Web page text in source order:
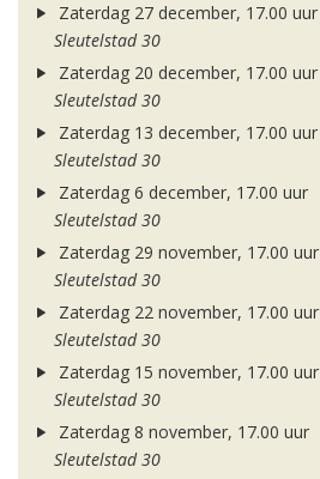
Zaterdag 27 december, 17.00 uur
Sleutelstad 30
Zaterdag 20 december, 17.00 uur
Sleutelstad 30
Zaterdag 13 december, 17.00 uur
Sleutelstad 30
Zaterdag 6 december, 17.00 uur
Sleutelstad 30
Zaterdag 29 november, 17.00 uur
Sleutelstad 30
Zaterdag 22 november, 17.00 uur
Sleutelstad 30
Zaterdag 15 november, 17.00 uur
Sleutelstad 30
Zaterdag 8 november, 17.00 uur
Sleutelstad 30